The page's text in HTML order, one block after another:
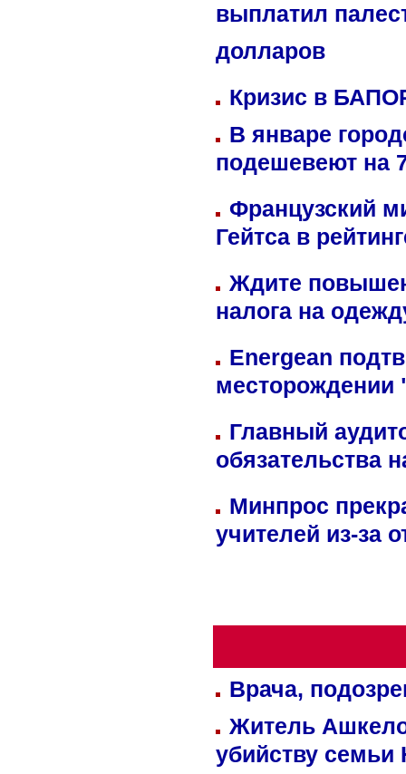
выплатил
долларов
Кризис в
В январе
подешевеют на
Французский
Гейтса в
Ждите
налога на
Energean
Главный
обязательства
Минпрос
учителей из-за
Врача,
Житель
убийству семьи